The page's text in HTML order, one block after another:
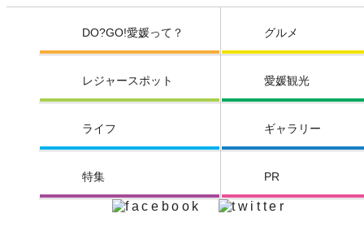
DO?GO!愛媛って？ グルメ
レジャースポット 愛媛観光
ライフ ギャラリー
特集 PR